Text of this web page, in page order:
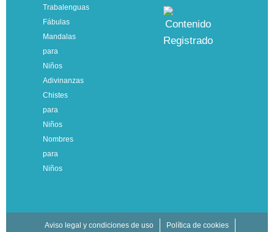
Trabalenguas
Fábulas
Mandalas
para
Niños
Adivinanzas
Chistes
para
Niños
Nombres
para
Niños
Aviso legal y condiciones de uso Política de cookies